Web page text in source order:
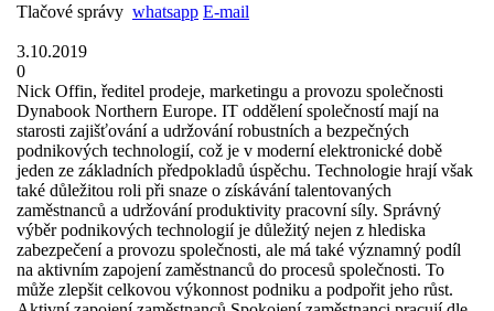
Tlačové správy whatsapp E-mail
3.10.2019
0
Nick Offin, ředitel prodeje, marketingu a provozu společnosti
Dynabook Northern Europe. IT oddělení společností mají na
starosti zajišťování a udržování robustních a bezpečných
podnikových technologií, což je v moderní elektronické době
jeden ze základních předpokladů úspěchu. Technologie hrají však
také důležitou roli při snaze o získávání talentovaných
zaměstnanců a udržování produktivity pracovní síly. Správný
výběr podnikových technologií je důležitý nejen z hlediska
zabezpečení a provozu společnosti, ale má také významný podíl
na aktivním zapojení zaměstnanců do procesů společnosti. To
může zlepšit celkovou výkonnost podniku a podpořit jeho růst.